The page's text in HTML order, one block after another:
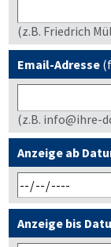
(z.B. Friedrich
Email-Adresse
(z.B. info@ihre-
Anzeige ab
Anzeige bis